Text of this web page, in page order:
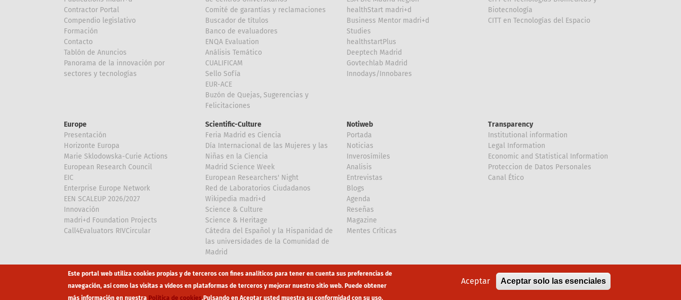
Contractor Portal
Compendio legislativo
Formación
Contacto
Tablón de Anuncios
Panorama de la innovación por
sectores y tecnologías
Comité de garantías y reclamaciones
Buscador de títulos
Banco de evaluadores
ENQA Evaluation
Análisis Temático
CUALIFICAM
Sello Sofía
EUR-ACE
Buzón de Quejas, Sugerencias y
Felicitaciones
healthStart madri+d
Business Mentor madri+d
Studies
healthstartPlus
Deeptech Madrid
Govtechlab Madrid
Innodays/Innobares
Biotecnología
CITT en Tecnologías del Espacio
Europe
Presentación
Horizonte Europa
Marie Sklodowska-Curie Actions
European Research Council
EIC
Enterprise Europe Network
EEN SCALEUP 2026/2027
Innovación
madri+d Foundation Projects
Call4Evaluators RIVCircular
Scientific-Culture
Feria Madrid es Ciencia
Día Internacional de las Mujeres y las
Niñas en la Ciencia
Madrid Science Week
European Researchers' Night
Red de Laboratorios Ciudadanos
Wikipedia madri+d
Science & Culture
Science & Heritage
Cátedra del Español y la Hispanidad de
las universidades de la Comunidad de
Madrid
Notiweb
Portada
Noticias
Inverosímiles
Analisis
Entrevistas
Blogs
Agenda
Reseñas
Magazine
Mentes Críticas
Transparency
Institutional information
Legal Information
Economic and Statistical Information
Proteccion de Datos Personales
Canal Ético
Array Array
Este portal web utiliza cookies propias y de terceros con fines analíticos para tener en cuenta sus preferencias de
navegación, así como las visitas a vídeos en plataformas de terceros y mejorar nuestro sitio web. Puede obtener
más información en nuestra Política de cookies.Pulsando en Aceptar usted muestra su conformidad con su uso.
Aceptar Aceptar solo las esenciales